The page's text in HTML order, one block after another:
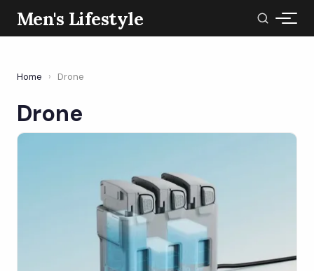
Men's Lifestyle
Home › Drone
Drone